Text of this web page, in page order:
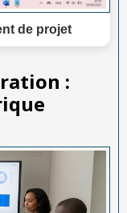
de projet
: